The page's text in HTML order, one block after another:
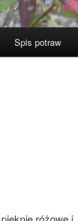
Spis potraw